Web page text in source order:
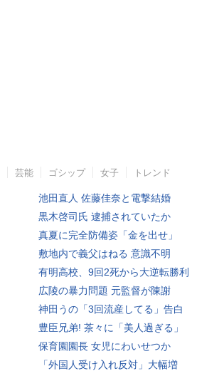
芸能 ゴシップ 女子 トレンド
池田直人 佐藤佳奈と電撃結婚
黒木啓司氏 逮捕されていたか
真夏に完全防備姿「金を出せ」
敷地内で義父はねる 意識不明
有明高校、9回2死から大逆転勝利
広陵の暴力問題 元監督が陳謝
神田うの「3回流産してる」告白
豊臣兄弟! 茶々に「美人過ぎる」
保育園園長 女児にわいせつか
「外国人受け入れ反対」大幅増